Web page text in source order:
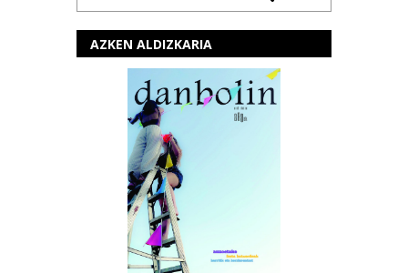
AZKEN ALDIZKARIA